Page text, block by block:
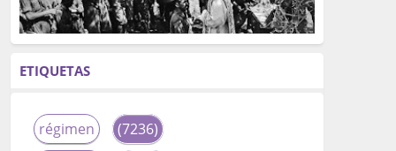
ETIQUETAS
régimen
(7236)